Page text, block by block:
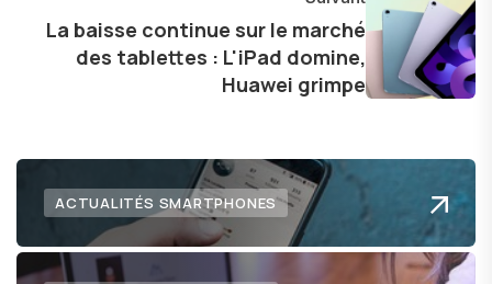
La baisse continue sur le marché
des tablettes : L'iPad domine,
Huawei grimpe
ACTUALITÉS SMARTPHONES